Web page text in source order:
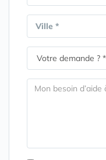
Ville *